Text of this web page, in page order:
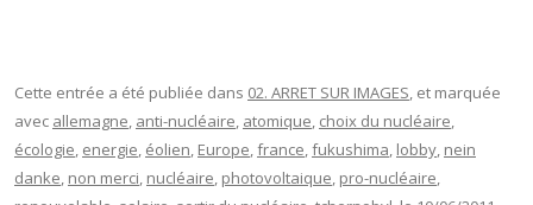
Cette entrée a été publiée dans 02. ARRET SUR IMAGES, et marquée
avec allemagne, anti-nucléaire, atomique, choix du nucléaire,
écologie, energie, éolien, Europe,france,fukushima, lobby, nein
danke, non merci, nucléaire, photovoltaique, pro-nucléaire,